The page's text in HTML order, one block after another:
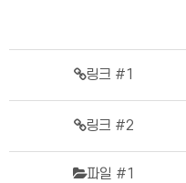
링크 #1
링크 #2
파일 #1